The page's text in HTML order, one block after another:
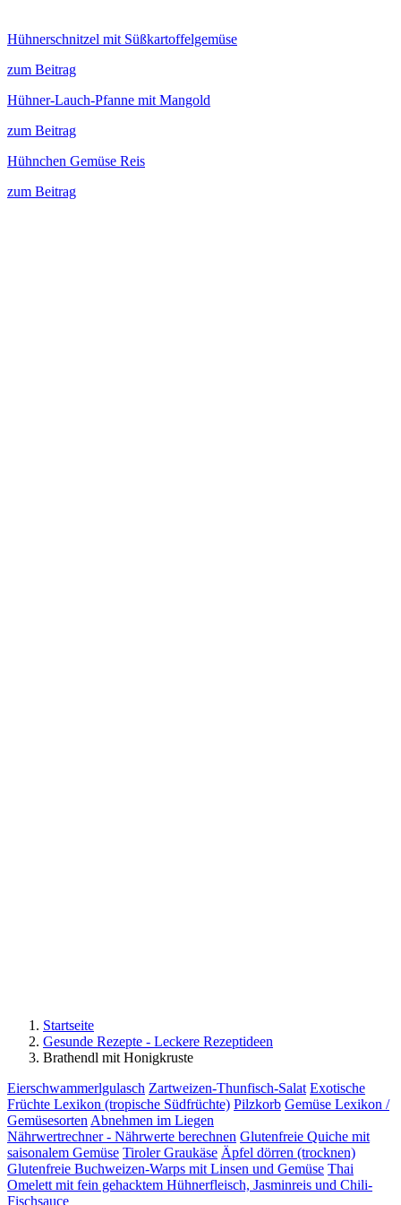
Hühnerschnitzel mit Süßkartoffelgemüse
zum Beitrag
Hühner-Lauch-Pfanne mit Mangold
zum Beitrag
Hühnchen Gemüse Reis
zum Beitrag
Startseite
Gesunde Rezepte - Leckere Rezeptideen
Brathendl mit Honigkruste
Eierschwammerlgulasch Zartweizen-Thunfisch-Salat Exotische
Früchte Lexikon (tropische Südfrüchte) Pilzkorb Gemüse Lexikon /
Gemüsesorten Abnehmen im Liegen
Nährwertrechner - Nährwerte berechnen Glutenfreie Quiche mit
saisonalem Gemüse Tiroler Graukäse Äpfel dörren (trocknen)
Glutenfreie Buchweizen-Warps mit Linsen und Gemüse Thai
Omelett mit fein gehacktem Hühnerfleisch, Jasminreis und Chili-
Fischsauce